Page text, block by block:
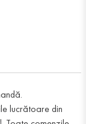
lucrătoare din